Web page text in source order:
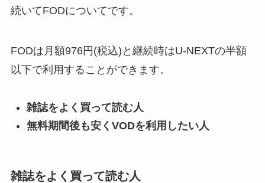
続いてFODについてです。
FODは月額976円(税込)と継続時はU-NEXTの半額
以下で利用することができます。
雑誌をよく買って読む人
無料期間後も安くVODを利用したい人
雑誌をよく買って読む人